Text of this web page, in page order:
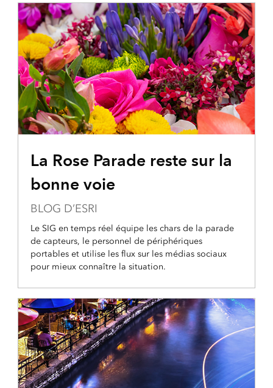
La Rose Parade reste sur la
bonne voie
BLOG D’ESRI
Le SIG en temps réel équipe les chars de la parade
de capteurs, le personnel de périphériques
portables et utilise les flux sur les médias sociaux
pour mieux connaître la situation.